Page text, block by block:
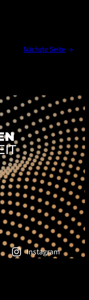
Nächste Seite →
Instagram